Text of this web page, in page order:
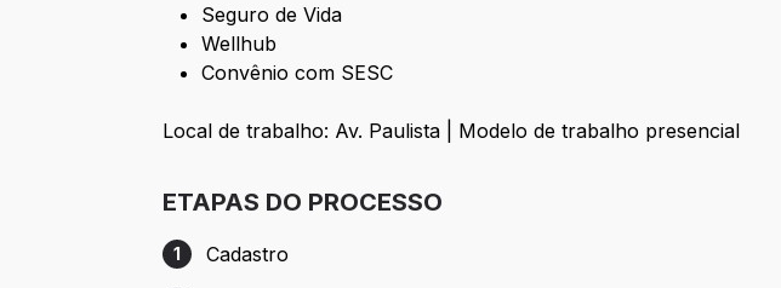
Seguro de Vida
Wellhub
Convênio com SESC
Local de trabalho: Av. Paulista | Modelo de trabalho presencial
ETAPAS DO PROCESSO
Etapa 1: Cadastro
1 Cadastro